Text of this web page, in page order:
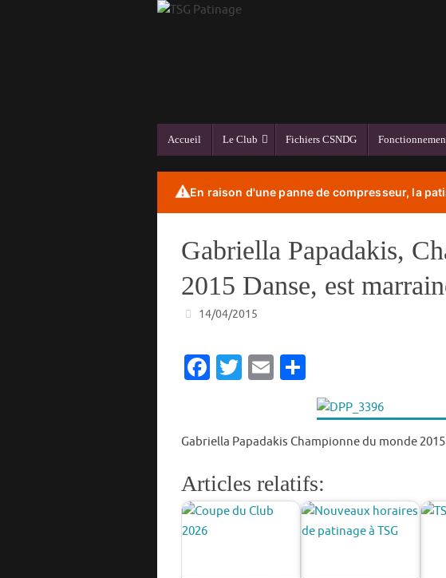
Accueil Le Club Fichiers CSNDG
⚠️En raison d'une panne de compresseur, la
Gabriella Papadakis,
2015 Danse, est
14/04/2015
Fa
b
o
o
k
T
te
E
l
ar
ta
g
er
Gabriella Papadakis Championne du monde
Articles relatifs: